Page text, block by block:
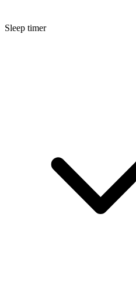
Sleep timer